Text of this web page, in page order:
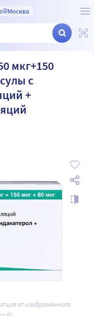
Москва
мкг+150
с
+
от изображённого